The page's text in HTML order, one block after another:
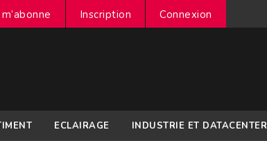
Inscription Connexion
ECLAIRAGE INDUSTRIE ET DATACENTER